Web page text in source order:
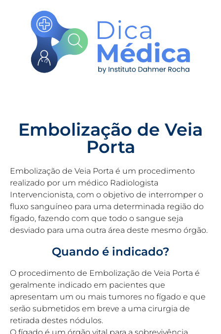
Embolização de Veia
Porta
Embolização de Veia Porta é um procedimento
realizado por um médico Radiologista
Intervencionista, com o objetivo de interromper o
fluxo sanguíneo para uma determinada região do
fígado, fazendo com que todo o sangue seja
desviado para uma outra área deste mesmo órgão.
Quando é indicado?
O procedimento de Embolização de Veia Porta é
geralmente indicado em pacientes que
apresentam um ou mais tumores no fígado e que
serão submetidos em breve a uma cirurgia de
retirada destes nódulos.